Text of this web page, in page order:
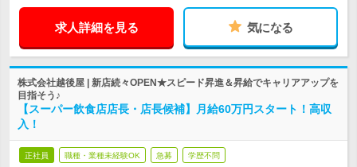
求人詳細を見る 気になる
株式会社越後屋 | 新店続々OPEN★スピード昇進＆昇給でキャリアアップを
目指そう♪
【スーパー飲食店店長・店長候補】月給60万円スタート！高収
入！
正社員 職種・業種未経験OK 急募 学歴不問